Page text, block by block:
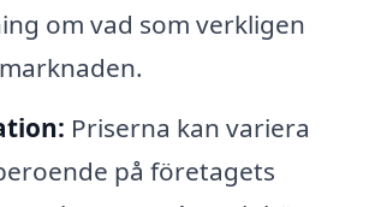
om vad som verkligen
Priserna kan variera
på företagets